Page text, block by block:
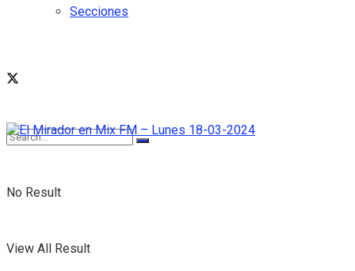
Secciones
No Result
View All Result